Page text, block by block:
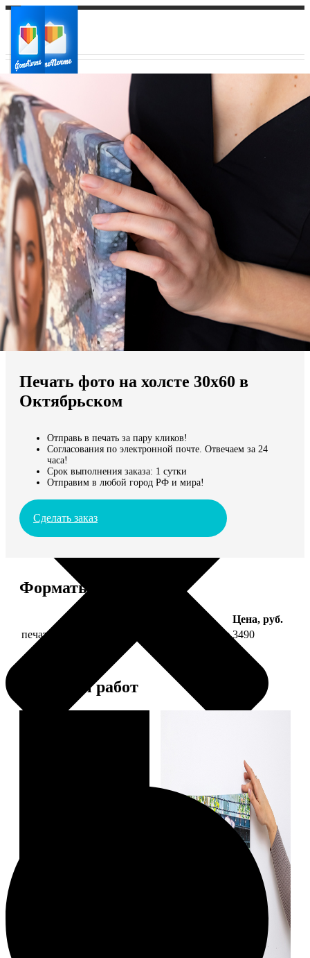
Ваш город:
Ваш регион доставки
Выберите из списка:
Мы доставляем по всему миру
Продолжить без города
Печать фото на холсте 30х60 в
Октябрьском
Отправь в печать за пару кликов!
Согласования по электронной почте. Отвечаем за 24
часа!
Срок выполнения заказа: 1 сутки
Отправим в любой город РФ и мира!
Сделать заказ
Форматы и цены
Цена, руб.
печать фото на холсте 30х60 на подрамнике 3490
Примеры работ